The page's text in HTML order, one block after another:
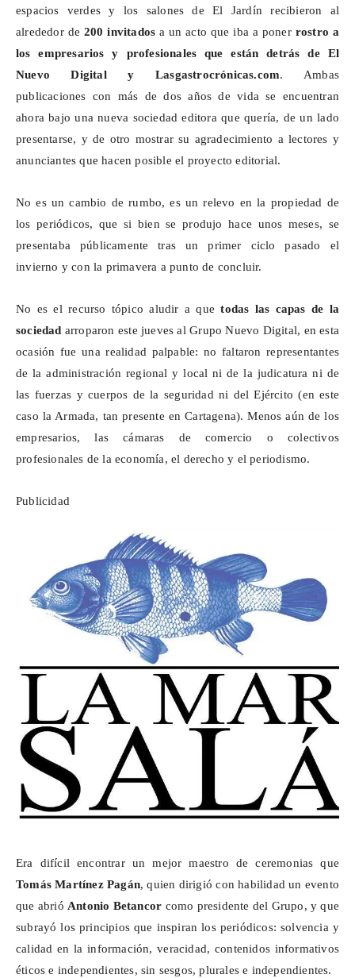
espacios verdes y los salones de El Jardín recibieron al
alrededor de 200 invitados a un acto que iba a poner rostro a
los empresarios y profesionales que están detrás de El
Nuevo Digital y Lasgastrocrónicas.com. Ambas
publicaciones con más de dos años de vida se encuentran
ahora bajo una nueva sociedad editora que quería, de un lado
presentarse, y de otro mostrar su agradecimiento a lectores y
anunciantes que hacen posible el proyecto editorial.
No es un cambio de rumbo, es un relevo en la propiedad de
los periódicos, que si bien se produjo hace unos meses, se
presentaba públicamente tras un primer ciclo pasado el
invierno y con la primavera a punto de concluir.
No es el recurso tópico aludir a quetodas las capas de la
sociedad arroparon este jueves al Grupo Nuevo Digital, en esta
ocasión fue una realidad palpable: no faltaron representantes
de la administración regional y local ni de la judicatura ni de
las fuerzas y cuerpos de la seguridad ni del Ejército (en este
caso la Armada, tan presente en Cartagena). Menos aún de los
empresarios, las cámaras de comercio o colectivos
profesionales de la economía, el derecho y el periodismo.
Publicidad
Era difícil encontrar un mejor maestro de ceremonias que
Tomás Martínez Pagán, quien dirigió con habilidad un evento
que abrió Antonio Betancor como presidente del Grupo, y que
subrayó los principios que inspiran los periódicos: solvencia y
calidad en la información, veracidad, contenidos informativos
éticos e independientes, sin sesgos, plurales e independientes.